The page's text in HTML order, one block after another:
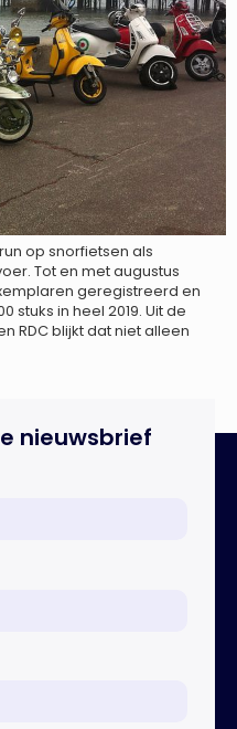
op snorfietsen als
Tot en met augustus
geregistreerd en
stuks in heel 2019. Uit de
RDC blijkt dat niet alleen
nieuwsbrief